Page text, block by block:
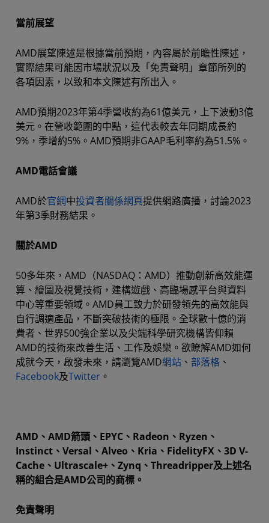
當前展望
AMD展望陳述是根據當前預期，內容屬於前瞻性陳述，
實際結果可能因市場狀況以及「免責聲明」章節所列的
各項因素，以致和本文陳述有所出入。
AMD預期2023年第4季營收約為61億美元，上下波動3億
美元。在營收範圍的中點，這代表較去年同期成長約
9%，季增約5%。AMD預期非GAAP毛利率約為51.5%。
AMD電話會議
AMD於官網中投資者關係網頁提供網路廣播，討論2023
年第3季財務結果。
關於AMD
50多年來，AMD（NASDAQ：AMD）推動創新高效能運
算、繪圖及視覺技術，建構遊戲、高臨場感平台與資料
中心等重要領域。AMD員工致力於研發領先的高效能與
自行調適產品，不斷突破技術的極限。全球數十億的消
費者、世界500強企業以及尖端科學研究機構皆仰賴
AMD的技術來改善生活、工作及娛樂。欲瞭解AMD如何
成就今天，啟發未來，請瀏覽AMD網站 、 部落格 、
Facebook及Twitter 。
AMD、AMD箭頭、EPYC、Radeon、Ryzen、
Instinct、Versal、Alveo、Kria、FidelityFX、3D V-
Cache、Ultrascale+、Zynq、Threadripper及上述名
稱的組合是AMD公司的商標。
免責聲明